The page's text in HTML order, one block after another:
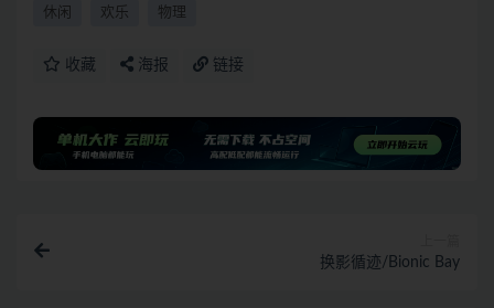
休闲 欢乐 物理
收藏 海报 链接
换影循迹/Bionic Bay